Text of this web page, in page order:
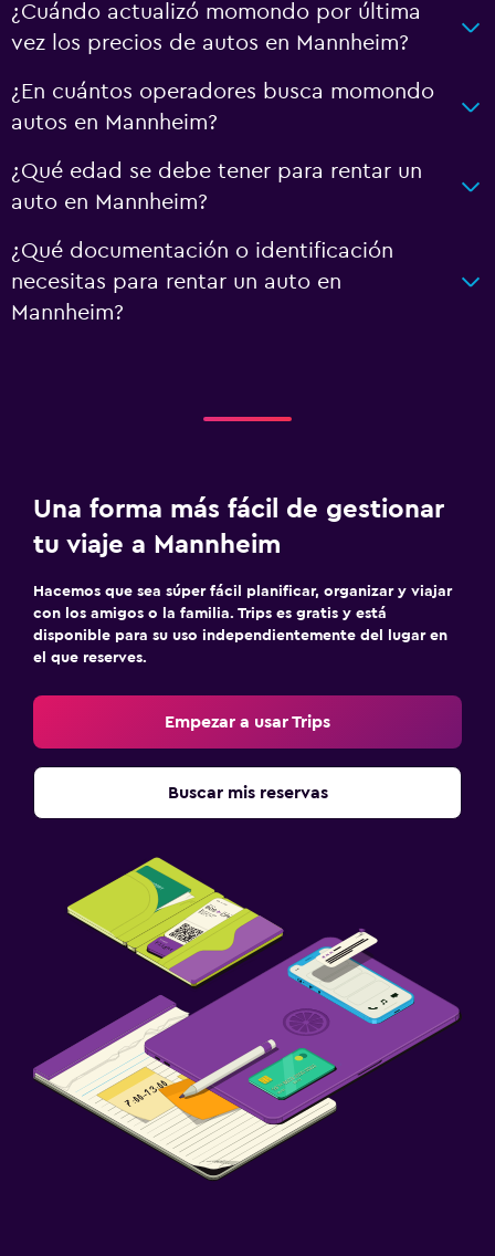
¿Cuándo actualizó momondo por última
vez los precios de autos en Mannheim?
¿En cuántos operadores busca momondo
autos en Mannheim?
¿Qué edad se debe tener para rentar un
auto en Mannheim?
¿Qué documentación o identificación
necesitas para rentar un auto en
Mannheim?
Una forma más fácil de gestionar
tu viaje a Mannheim
Hacemos que sea súper fácil planificar, organizar y viajar
con los amigos o la familia. Trips es gratis y está
disponible para su uso independientemente del lugar en
el que reserves.
Empezar a usar Trips
Buscar mis reservas